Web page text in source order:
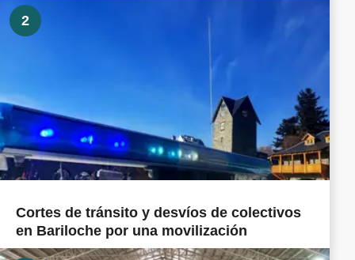
2
Cortes de tránsito y desvíos de colectivos
en Bariloche por una movilización